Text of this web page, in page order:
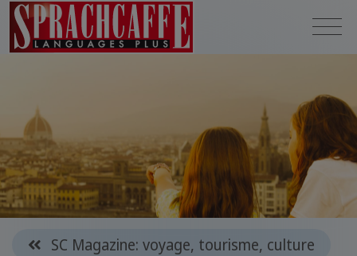
SC Magazine: voyage, tourisme, culture